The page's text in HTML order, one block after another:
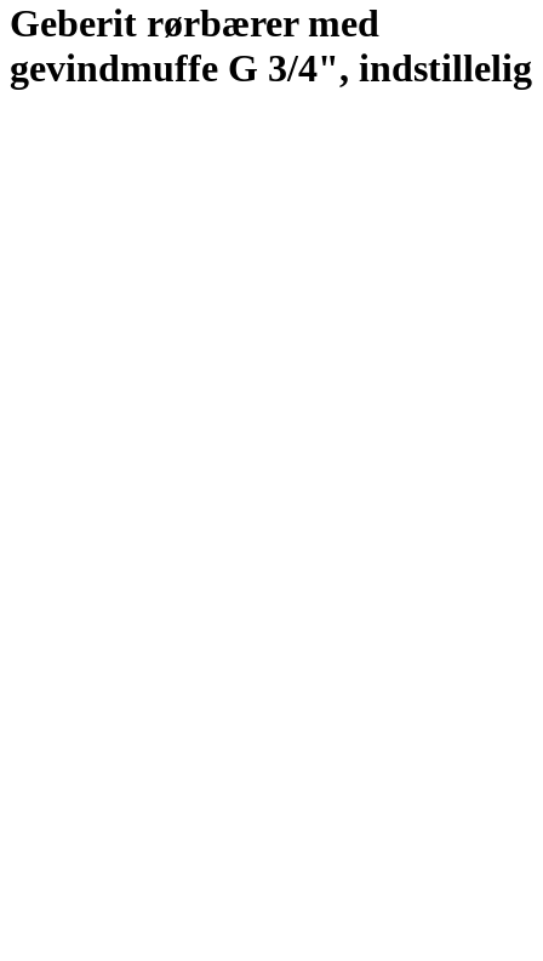
Geberit rørbærer med
gevindmuffe G 3/4", indstillelig